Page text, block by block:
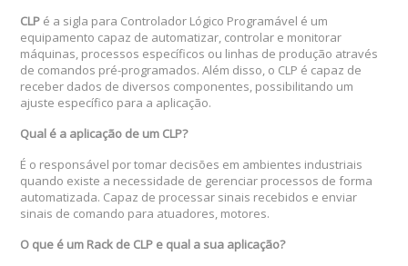
CLP é a sigla para Controlador Lógico Programável é um
equipamento capaz de automatizar, controlar e monitorar
máquinas, processos específicos ou linhas de produção através
de comandos pré-programados. Além disso, o CLP é capaz de
receber dados de diversos componentes, possibilitando um
ajuste específico para a aplicação.
Qual é a aplicação de um CLP?
É o responsável por tomar decisões em ambientes industriais
quando existe a necessidade de gerenciar processos de forma
automatizada. Capaz de processar sinais recebidos e enviar
sinais de comando para atuadores, motores.
O que é um Rack de CLP e qual a sua aplicação?